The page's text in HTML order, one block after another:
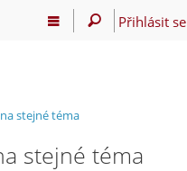
Přihlásit se
stejné téma
stejné téma